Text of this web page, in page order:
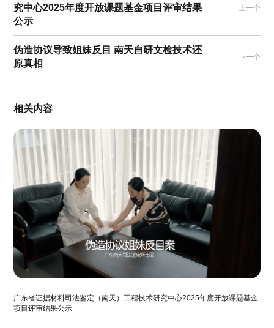
究中心2025年度开放课题基金项目评审结果
公示
上一个
伪造协议导致姐妹反目 南天自研文检技术还
原真相
下一个
相关内容
广东省证据材料司法鉴定（南天）工程技术研究中心2025年度开放课题基金
项目评审结果公示